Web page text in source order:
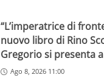
“L’imperatrice di
nuovo libro di Rino
Gregorio si presenta
Ago 8, 2026 11:00